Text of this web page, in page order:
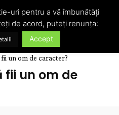
fii un om de caracter?
fii un om de
uri pentru a vă îmbunătăți
de acord, puteți renunța:
Accept